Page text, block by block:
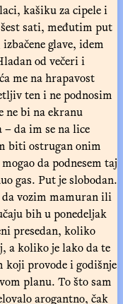
kašiku za cipele i
sati, međutim put
glave, idem
od večeri i
me na hrapavost
ten i ne podnosim
bi na ekranu
da im se na lice
biti ostrugan onim
da podnesem taj
gas. Put je slobodan.
vozim mamuran ili
bih u ponedeljak
presedan, koliko
a koliko je lako da te
koji provode i godišnje
planu. To što sam
arogantno, čak